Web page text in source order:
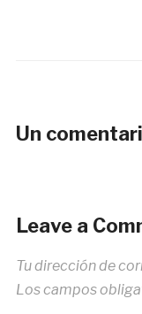
Un
Leave a
Tu dirección de
Los campos